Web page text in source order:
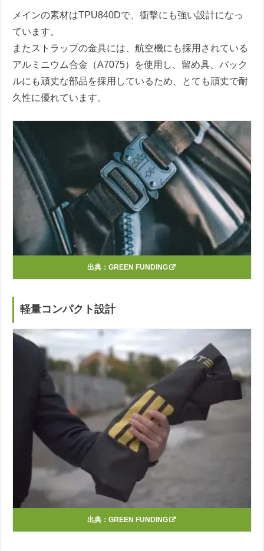
メインの素材はTPU840Dで、衝撃にも強い設計になっ
ています。
またストラップの金具には、航空機にも採用されている
アルミニウム合金（A7075）を使用し、留め具、バック
ルにも頑丈な部品を採用しているため、とても頑丈で耐
久性に優れています。
出典： GREEN FUNDING
軽量コンパクト設計
出典： GREEN FUNDING